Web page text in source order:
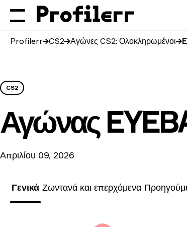
Profilerr CS2 Αγώνες CS2: Ολοκληρωμένοι
CS2
Αγώνας
Απριλίου 09, 2026
Γενικά Ζωντανά και επερχόμενα